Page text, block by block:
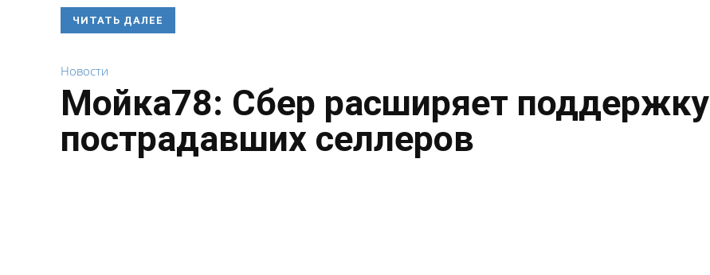
ЧИТАТЬ ДАЛЕЕ
Новости
Мойка78: Сбер расширяет поддержку
пострадавших селлеров